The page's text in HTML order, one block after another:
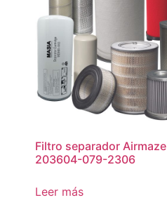
Filtro separador Airmaze
203604-079-2306
Leer más